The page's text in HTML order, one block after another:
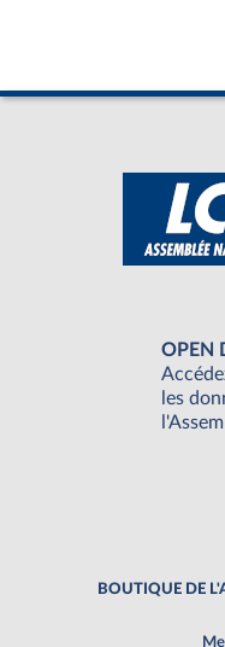
OPEN
les
BOUTIQUE DE